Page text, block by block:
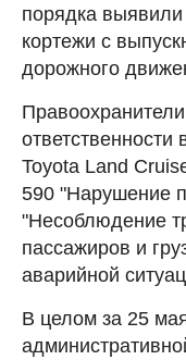
порядка
кортежи с
дорожного
Toyota Land
590 "Нарушение
"Несоблюдение
пассажиров и
аварийной
В целом за 25